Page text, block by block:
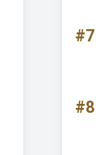
#7
#8